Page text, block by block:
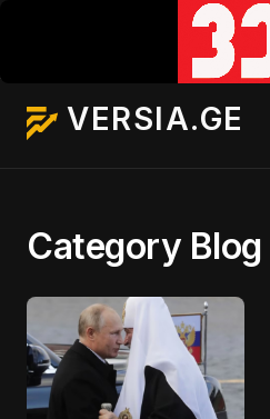
VERSIA.GE
Category Blog